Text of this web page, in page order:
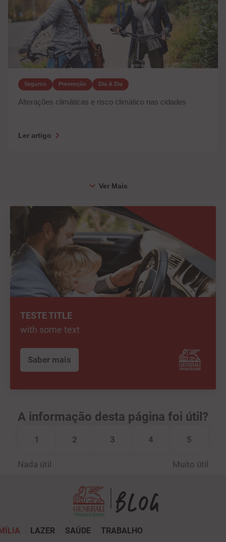
Seguros Prevenção Dia A Dia
Alterações climáticas e risco climático nas cidades
Ler artigo
TESTE TITLE
with some text
Saber mais
A informação desta página foi útil?
Nada útil
1 2 3 4 5
Muito útil
LAZER SAÚDE TRABALHO